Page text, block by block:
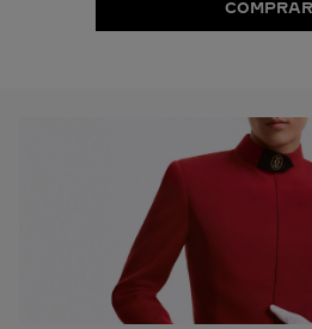
COMPRAR